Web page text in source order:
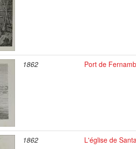
1862 Port de
1862 L'église de